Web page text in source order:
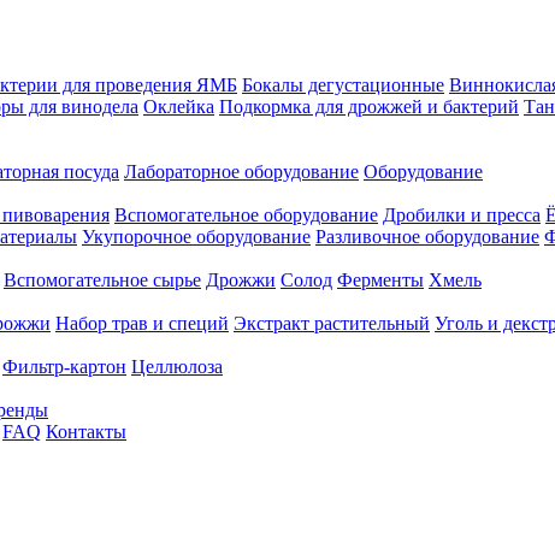
для проведения ЯМБ Бокалы дегустационные
для винодела Оклейка Подкормка для дрожжей и бактерий
посуда Лабораторное оборудование Оборудование
Вспомогательное оборудование Дробилки и пресса
Укупорочное оборудование Разливочное оборудование
Вспомогательное сырье Дрожжи Солод Ферменты Хмель
Набор трав и специй Экстракт растительный Уголь и
Фильтр-картон Целлюлоза
FAQ Контакты